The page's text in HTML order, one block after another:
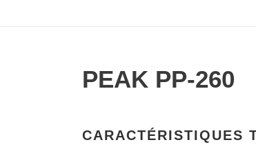
PEAK PP-260
normal
le
CARACTÉRISTIQUES